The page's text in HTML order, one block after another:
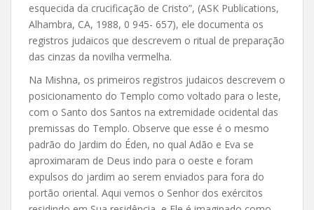
esquecida da crucificação de Cristo”, (ASK Publications,
Alhambra, CA, 1988, 0 945- 657), ele documenta os
registros judaicos que descrevem o ritual de preparação
das cinzas da novilha vermelha.
Na Mishna, os primeiros registros judaicos descrevem o
posicionamento do Templo como voltado para o leste,
com o Santo dos Santos na extremidade ocidental das
premissas do Templo. Observe que esse é o mesmo
padrão do Jardim do Éden, no qual Adão e Eva se
aproximaram de Deus indo para o oeste e foram
expulsos do jardim ao serem enviados para fora do
portão oriental. Aqui vemos o Senhor dos exércitos